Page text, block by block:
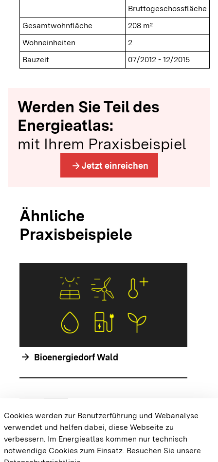
Bruttogeschossfläche
Gesamtwohnfläche
208 m²
Wohneinheiten
2
Bauzeit
07/2012 - 12/2015
Werden Sie Teil des
Energieatlas:
mit Ihrem Praxisbeispiel
arrow_forward Jetzt einreichen
Ähnliche
Praxisbeispiele
arrow_forward Bioenergiedorf Wald
Zur vorhergehenden Folie springen
chevron_rightZur nächsten Folie springen
{{#displayPraxisbeispielMap}} {{{body}}}
{{/displayPraxisbeispielMap}}
Cookies werden zur Benutzerführung und Webanalyse
verwendet und helfen dabei, diese Webseite zu
verbessern. Im Energieatlas kommen nur technisch
notwendige Cookies zum Einsatz. Besuchen Sie unsere